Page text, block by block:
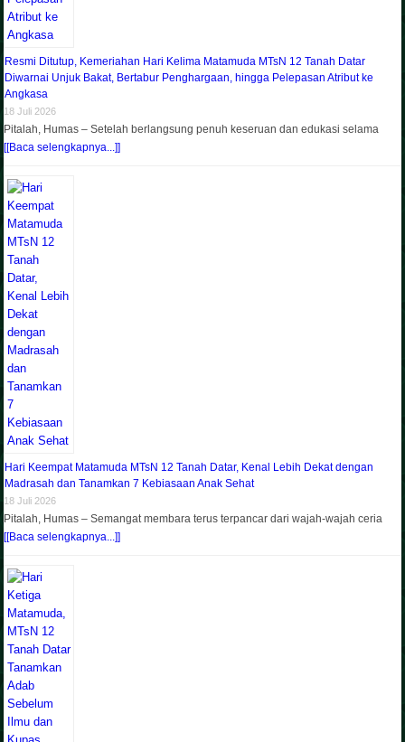
Resmi Ditutup, Kemeriahan Hari Kelima Matamuda MTsN 12 Tanah Datar
Diwarnai Unjuk Bakat, Bertabur Penghargaan, hingga Pelepasan Atribut ke
Angkasa
18 Juli 2026
Pitalah, Humas – Setelah berlangsung penuh keseruan dan edukasi selama
[[Baca selengkapnya...]]
Hari Keempat Matamuda MTsN 12 Tanah Datar, Kenal Lebih Dekat dengan
Madrasah dan Tanamkan 7 Kebiasaan Anak Sehat
18 Juli 2026
Pitalah, Humas – Semangat membara terus terpancar dari wajah-wajah ceria
[[Baca selengkapnya...]]